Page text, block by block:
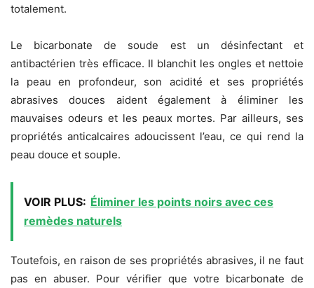
totalement.
Le bicarbonate de soude est un désinfectant et
antibactérien très efficace. Il blanchit les ongles et nettoie
la peau en profondeur, son acidité et ses propriétés
abrasives douces aident également à éliminer les
mauvaises odeurs et les peaux mortes. Par ailleurs, ses
propriétés anticalcaires adoucissent l’eau, ce qui rend la
peau douce et souple.
VOIR PLUS: Éliminer les points noirs avec ces
remèdes naturels
Toutefois, en raison de ses propriétés abrasives, il ne faut
pas en abuser. Pour vérifier que votre bicarbonate de